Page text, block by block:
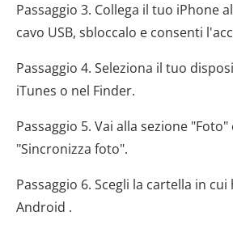
Passaggio 3. Collega il tuo iPhone
cavo USB, sbloccalo e consenti
Passaggio 4. Seleziona il tuo
iTunes o nel Finder.
Passaggio 5. Vai alla sezione "Foto"
"Sincronizza foto".
Passaggio 6. Scegli la cartella in
Android .